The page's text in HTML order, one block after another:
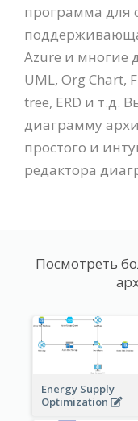
программа для
Azure и многие
UML, Org Chart,
tree, ERD и т.д.
диаграмму
простого и
редактора
Посмотреть
Energy Supply
Optimization